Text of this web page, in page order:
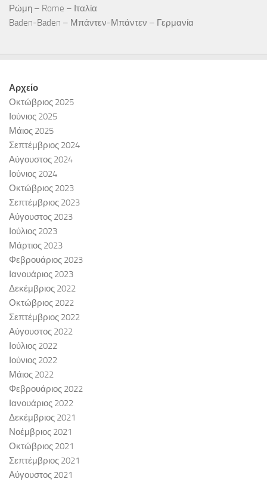
Ρώμη – Rome – Ιταλία
Baden-Baden – Μπάντεν-Μπάντεν – Γερμανία
Αρχείο
Οκτώβριος 2025
Ιούνιος 2025
Μάιος 2025
Σεπτέμβριος 2024
Αύγουστος 2024
Ιούνιος 2024
Οκτώβριος 2023
Σεπτέμβριος 2023
Αύγουστος 2023
Ιούλιος 2023
Μάρτιος 2023
Φεβρουάριος 2023
Ιανουάριος 2023
Δεκέμβριος 2022
Οκτώβριος 2022
Σεπτέμβριος 2022
Αύγουστος 2022
Ιούλιος 2022
Ιούνιος 2022
Μάιος 2022
Φεβρουάριος 2022
Ιανουάριος 2022
Δεκέμβριος 2021
Νοέμβριος 2021
Οκτώβριος 2021
Σεπτέμβριος 2021
Αύγουστος 2021